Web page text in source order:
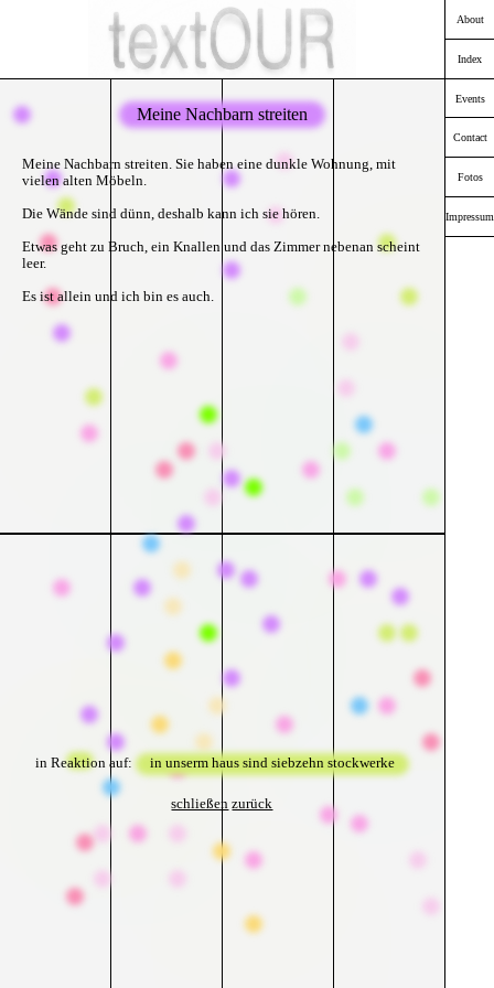
Meine Nachbarn streiten
Meine Nachbarn streiten. Sie haben eine dunkle Wohnung, mit
vielen alten Möbeln.
Die Wände sind dünn, deshalb kann ich sie hören.
Etwas geht zu Bruch, ein Knallen und das Zimmer nebenan scheint
leer.
Es ist allein und ich bin es auch.
in Reaktion auf: in unserm haus sind siebzehn stockwerke
schließen zurück
About
Index
Events
Contact
Fotos
Impressum